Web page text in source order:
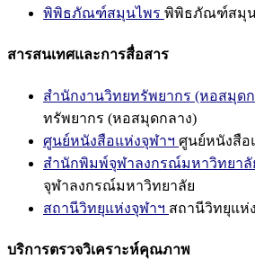
พิพิธภัณฑ์สมุนไพร พิพิธภัณฑ์สมุน
สารสนเทศและการสื่อสาร
สำนักงานวิทยทรัพยากร (หอสมุด
ทรัพยากร (หอสมุดกลาง)
ศูนย์หนังสือแห่งจุฬาฯ ศูนย์หนังสือ
สำนักพิมพ์จุฬาลงกรณ์มหาวิทยาลั
จุฬาลงกรณ์มหาวิทยาลัย
สถานีวิทยุแห่งจุฬาฯ สถานีวิทยุแห่
บริการตรวจวิเคราะห์คุณภาพ